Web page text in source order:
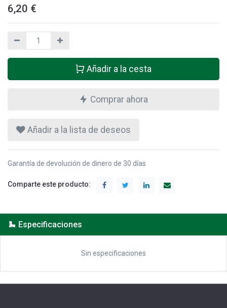
6,20 €
Añadir a la cesta
Comprar ahora
Añadir a la lista de deseos
Garantía de devolución de dinero de 30 días
Comparte este producto:
Especificaciones
Sin especificaciones